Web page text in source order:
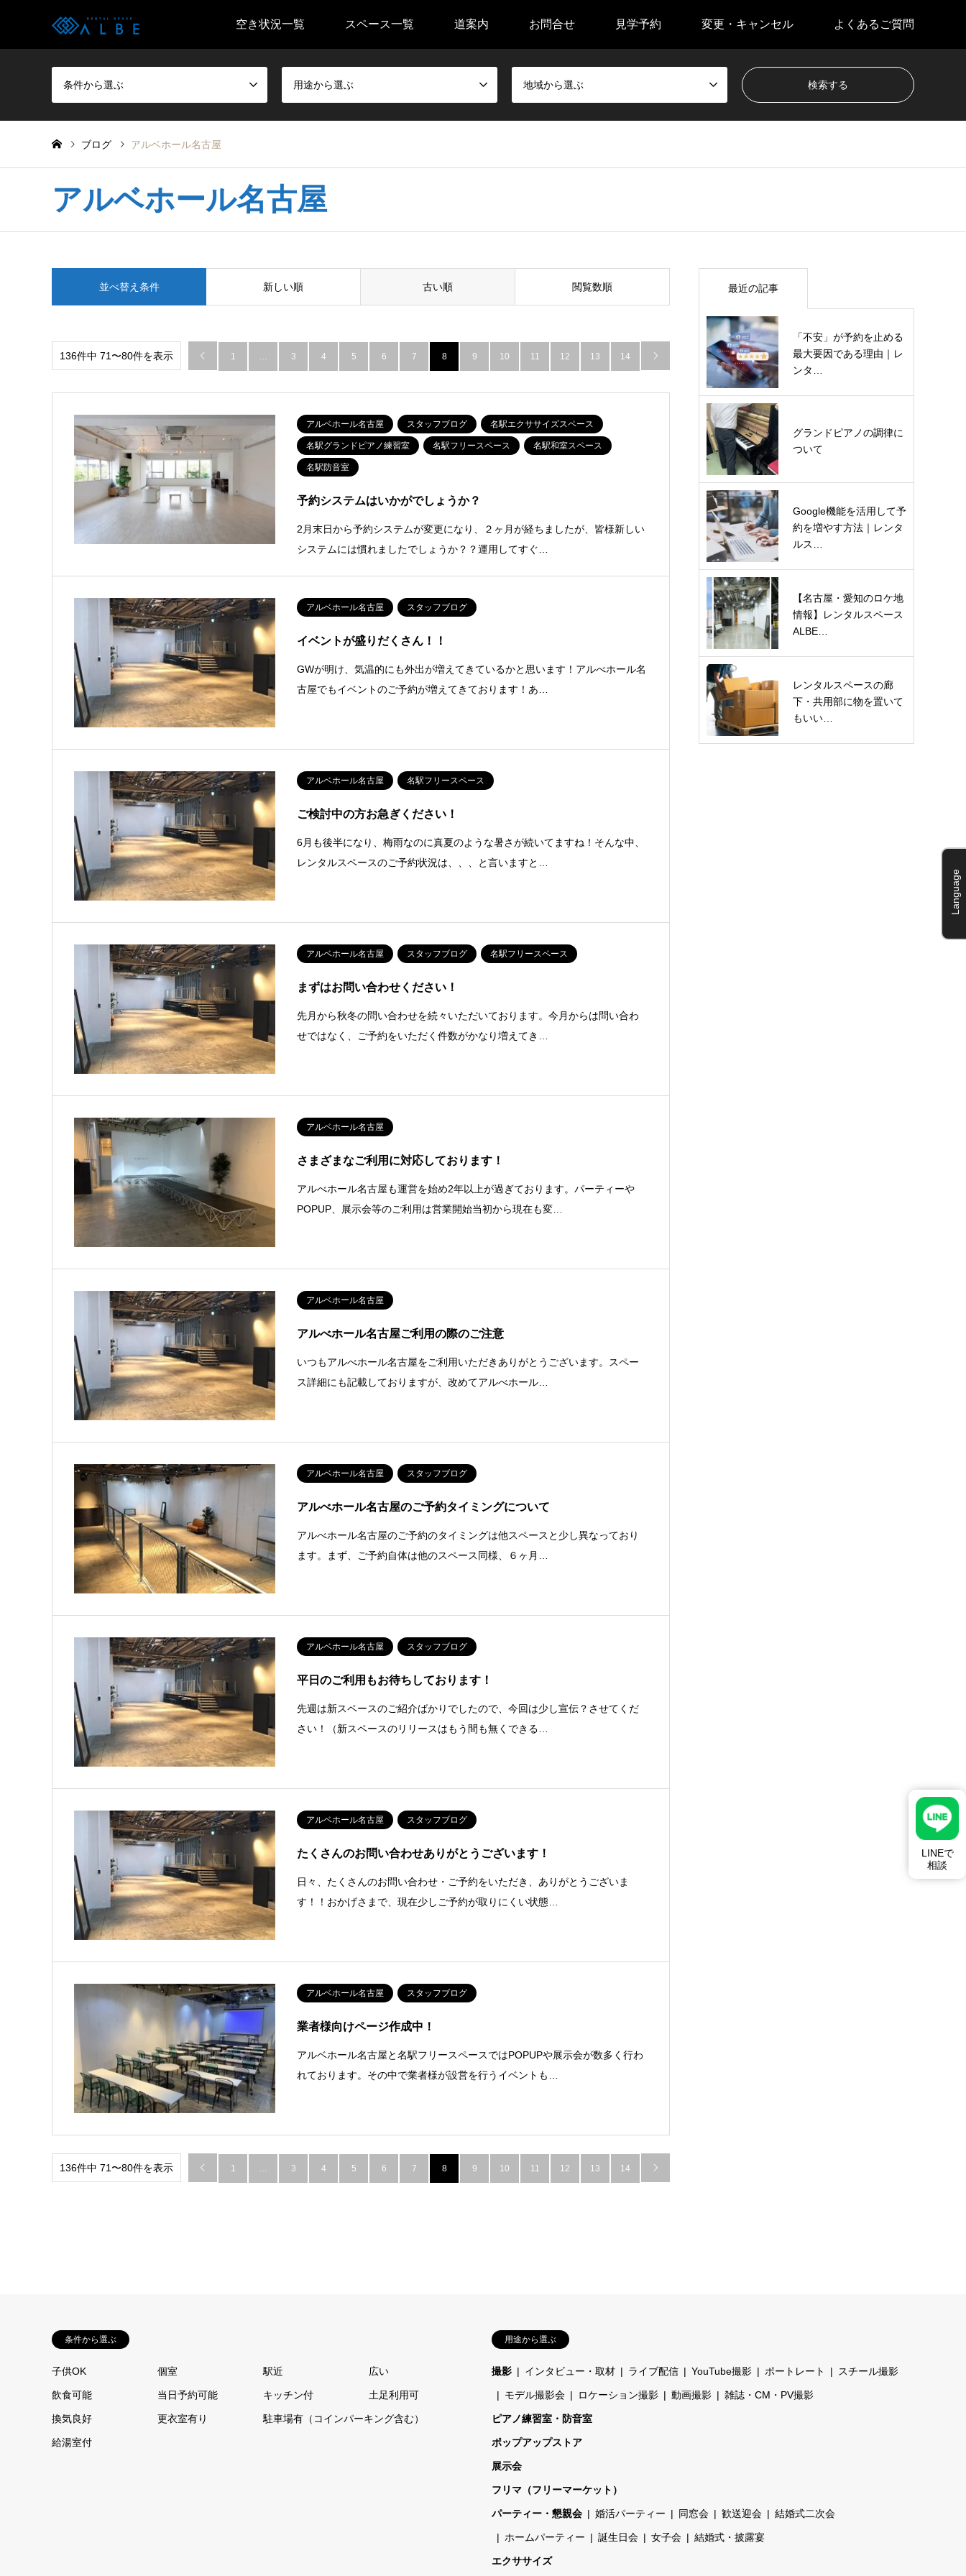
空き状況一覧 スペース一覧 道案内 お問合せ 見学予約 変更・キャンセル よくあるご質問
条件から選ぶ 用途から選ぶ 地域から選ぶ
ブログ アルベホール名古屋
アルベホール名古屋
並べ替え条件 新しい順 古い順 閲覧数順
136件中 71〜80件を表示  1 … 3 4 5 6 7 8 9 10 11 12 13 14 
アルベホール名古屋 スタッフブログ 名駅エクササイズスペース
名駅グランドピアノ練習室 名駅フリースペース 名駅和室スペース
名駅防音室
予約システムはいかがでしょうか？
2月末日から予約システムが変更になり、２ヶ月が経ちましたが、皆様新しい
システムには慣れましたでしょうか？？運用してすぐ…
アルベホール名古屋 スタッフブログ
イベントが盛りだくさん！！
GWが明け、気温的にも外出が増えてきているかと思います！アルべホール名
古屋でもイベントのご予約が増えてきております！あ…
アルベホール名古屋 名駅フリースペース
ご検討中の方お急ぎください！
6月も後半になり、梅雨なのに真夏のような暑さが続いてますね！そんな中、
レンタルスペースのご予約状況は、、、と言いますと…
アルベホール名古屋 スタッフブログ 名駅フリースペース
まずはお問い合わせください！
先月から秋冬の問い合わせを続々いただいております。今月からは問い合わ
せではなく、ご予約をいただく件数がかなり増えてき…
アルベホール名古屋
さまざまなご利用に対応しております！
アルべホール名古屋も運営を始め2年以上が過ぎております。パーティーや
POPUP、展示会等のご利用は営業開始当初から現在も変…
アルベホール名古屋
アルべホール名古屋ご利用の際のご注意
いつもアルべホール名古屋をご利用いただきありがとうございます。スペー
ス詳細にも記載しておりますが、改めてアルべホール…
アルベホール名古屋 スタッフブログ
アルべホール名古屋のご予約タイミングについて
アルべホール名古屋のご予約のタイミングは他スペースと少し異なっており
ます。まず、ご予約自体は他のスペース同様、６ヶ月…
アルベホール名古屋 スタッフブログ
平日のご利用もお待ちしております！
先週は新スペースのご紹介ばかりでしたので、今回は少し宣伝？させてくだ
さい！（新スペースのリリースはもう間も無くできる…
アルベホール名古屋 スタッフブログ
たくさんのお問い合わせありがとうございます！
日々、たくさんのお問い合わせ・ご予約をいただき、ありがとうございま
す！！おかげさまで、現在少しご予約が取りにくい状態…
アルベホール名古屋 スタッフブログ
業者様向けページ作成中！
アルベホール名古屋と名駅フリースペースではPOPUPや展示会が数多く行わ
れております。その中で業者様が設営を行うイベントも…
136件中 71〜80件を表示  1 … 3 4 5 6 7 8 9 10 11 12 13 14 
最近の記事
「不安」が予約を止める
最大要因である理由｜レ
ンタ…
グランドピアノの調律に
ついて
Google機能を活用して予
約を増やす方法｜レンタ
ルス…
【名古屋・愛知のロケ地
情報】レンタルスペース
ALBE…
レンタルスペースの廊
下・共用部に物を置いて
もいい…
LINEで
相談
条件から選ぶ
子供OK 個室 駅近 広い
飲食可能 当日予約可能 キッチン付 土足利用可
換気良好 更衣室有り 駐車場有（コインパーキング含む）
給湯室付
用途から選ぶ
撮影 インタビュー・取材 ライブ配信 YouTube撮影 ポートレート スチール撮影
モデル撮影会 ロケーション撮影 動画撮影 雑誌・CM・PV撮影
ピアノ練習室・防音室
ポップアップストア
展示会
フリマ（フリーマーケット）
パーティー・懇親会 婚活パーティー 同窓会 歓送迎会 結婚式二次会
ホームパーティー 誕生日会 女子会 結婚式・披露宴
エクササイズ
Language